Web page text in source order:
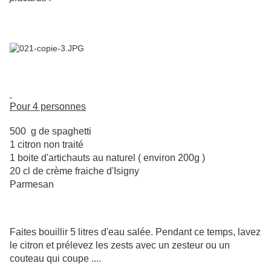
Pour 4 personnes
500 g de spaghetti
1 citron non traité
1 boite d'artichauts au naturel ( environ 200g )
20 cl de crème fraiche d'Isigny
Parmesan
Faites bouillir 5 litres d'eau salée. Pendant ce temps, lavez
le citron et prélevez les zests avec un zesteur ou un
couteau qui coupe ....